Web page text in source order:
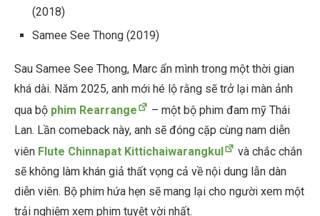
(2018)
Samee See Thong (2019)
Sau Samee See Thong, Marc ẩn mình trong một thời gian
khá dài. Năm 2025, anh mới hé lộ rằng sẽ trở lại màn ảnh
qua bộ phim Rearrange
– một bộ phim đam mỹ Thái
Lan. Lần comeback này, anh sẽ đóng cặp cùng nam diễn
viên Flute Chinnapat Kittichaiwarangkul
và chắc chắn
sẽ không làm khán giả thất vọng cả về nội dung lẫn dàn
diễn viên. Bộ phim hứa hẹn sẽ mang lại cho người xem một
trải nghiệm xem phim tuyệt vời nhất.